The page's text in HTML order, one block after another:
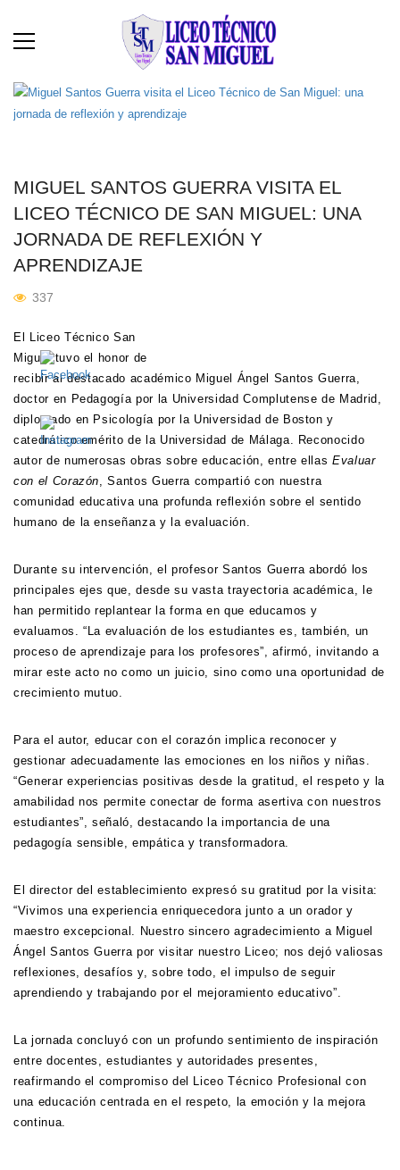
MIGUEL SANTOS GUERRA VISITA EL
LICEO TÉCNICO DE SAN MIGUEL: UNA
JORNADA DE REFLEXIÓN Y
APRENDIZAJE
337
El Liceo Técnico San
Miguel tuvo el honor de
recibir al destacado académico Miguel Ángel Santos Guerra,
doctor en Pedagogía por la Universidad Complutense de Madrid,
diplomado en Psicología por la Universidad de Boston y
catedrático emérito de la Universidad de Málaga. Reconocido
autor de numerosas obras sobre educación, entre ellasEvaluar
con el Corazón, Santos Guerra compartió con nuestra
comunidad educativa una profunda reflexión sobre el sentido
humano de la enseñanza y la evaluación.
Durante su intervención, el profesor Santos Guerra abordó los
principales ejes que, desde su vasta trayectoria académica, le
han permitido replantear la forma en que educamos y
evaluamos. “La evaluación de los estudiantes es, también, un
proceso de aprendizaje para los profesores”, afirmó, invitando a
mirar este acto no como un juicio, sino como una oportunidad de
crecimiento mutuo.
Para el autor, educar con el corazón implica reconocer y
gestionar adecuadamente las emociones en los niños y niñas.
“Generar experiencias positivas desde la gratitud, el respeto y la
amabilidad nos permite conectar de forma asertiva con nuestros
estudiantes”, señaló, destacando la importancia de una
pedagogía sensible, empática y transformadora.
El director del establecimiento expresó su gratitud por la visita:
“Vivimos una experiencia enriquecedora junto a un orador y
maestro excepcional. Nuestro sincero agradecimiento a Miguel
Ángel Santos Guerra por visitar nuestro Liceo; nos dejó valiosas
reflexiones, desafíos y, sobre todo, el impulso de seguir
aprendiendo y trabajando por el mejoramiento educativo”.
La jornada concluyó con un profundo sentimiento de inspiración
entre docentes, estudiantes y autoridades presentes,
reafirmando el compromiso del Liceo Técnico Profesional con
una educación centrada en el respeto, la emoción y la mejora
continua.